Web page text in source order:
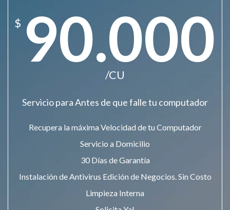
$ 90.000
/CU
Servicio para Antes de que falle tu computador
Recupera la máxima Velocidad de tu Computador
Servicio a Domicilio
30 Días de Garantía
Instalación de Antivirus Edición de Negocios. Sin Costo
Limpieza Interna